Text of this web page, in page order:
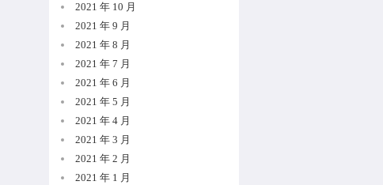
2021 年 10 月
2021 年 9 月
2021 年 8 月
2021 年 7 月
2021 年 6 月
2021 年 5 月
2021 年 4 月
2021 年 3 月
2021 年 2 月
2021 年 1 月